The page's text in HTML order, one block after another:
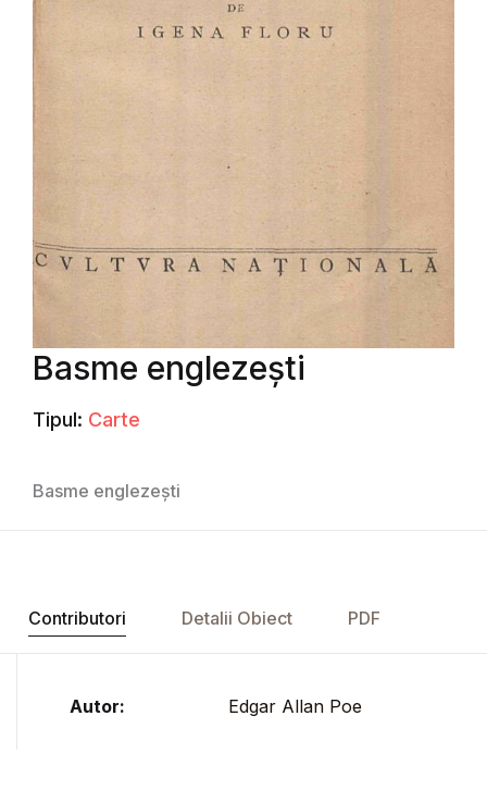
Basme englezești
Tipul: Carte
Basme englezești
Contributori Detalii Obiect PDF
Autor: Edgar Allan Poe